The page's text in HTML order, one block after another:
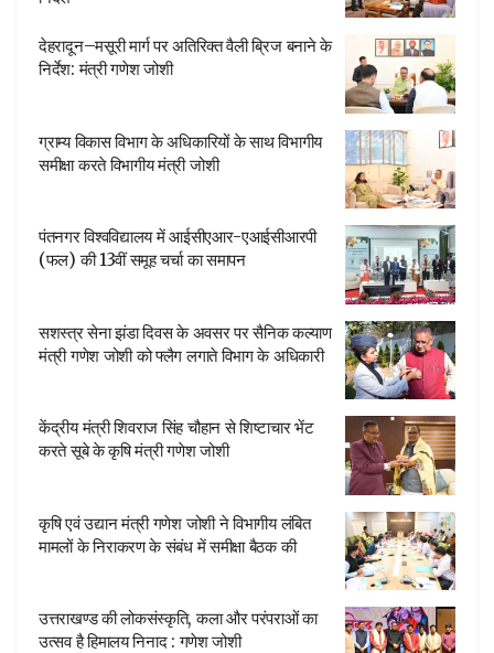
देहरादून–मसूरी मार्ग पर अतिरिक्त वैली ब्रिज बनाने के
निर्देश: मंत्री गणेश जोशी
ग्राम्य विकास विभाग के अधिकारियों के साथ विभागीय
समीक्षा करते विभागीय मंत्री जोशी
पंतनगर विश्वविद्यालय में आईसीएआर-एआईसीआरपी
(फल) की 13वीं समूह चर्चा का समापन
सशस्त्र सेना झंडा दिवस के अवसर पर सैनिक कल्याण
मंत्री गणेश जोशी को फ्लैग लगाते विभाग के अधिकारी
केंद्रीय मंत्री शिवराज सिंह चौहान से शिष्टाचार भेंट
करते सूबे के कृषि मंत्री गणेश जोशी
कृषि एवं उद्यान मंत्री गणेश जोशी ने विभागीय लंबित
मामलों के निराकरण के संबंध में समीक्षा बैठक की
उत्तराखण्ड की लोकसंस्कृति, कला और परंपराओं का
उत्सव है हिमालय निनाद : गणेश जोशी